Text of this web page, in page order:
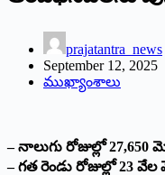
prajatantra_news
September 12, 2025
ముఖ్యాంశాలు
– నాలుగు రోజుల్లో
– గత రెండు రోజుల్లో 23